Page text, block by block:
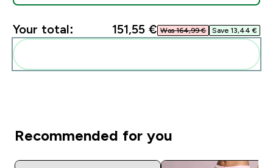
Your total: 151,55 €‎ Was 164,99 €‎ Save 13,44 €‎
Recommended for you